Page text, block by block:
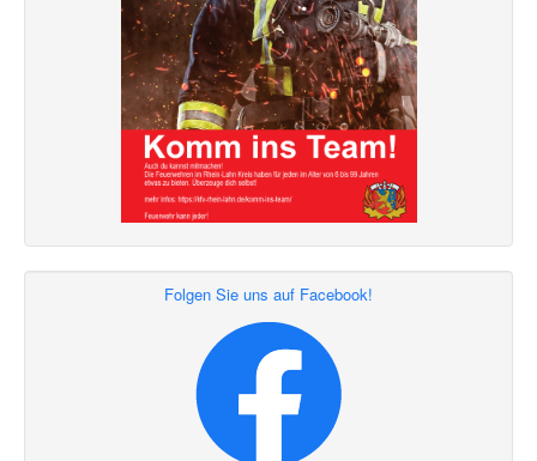
Folgen Sie uns auf Facebook!